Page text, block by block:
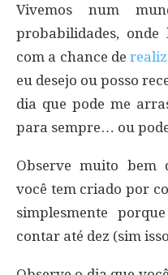
Vivemos num
probabilidades,
com a chance de
eu desejo ou posso
dia que pode me
para sempre… ou
Observe muito bem
você tem criado por
simplesmente
contar até dez (sim